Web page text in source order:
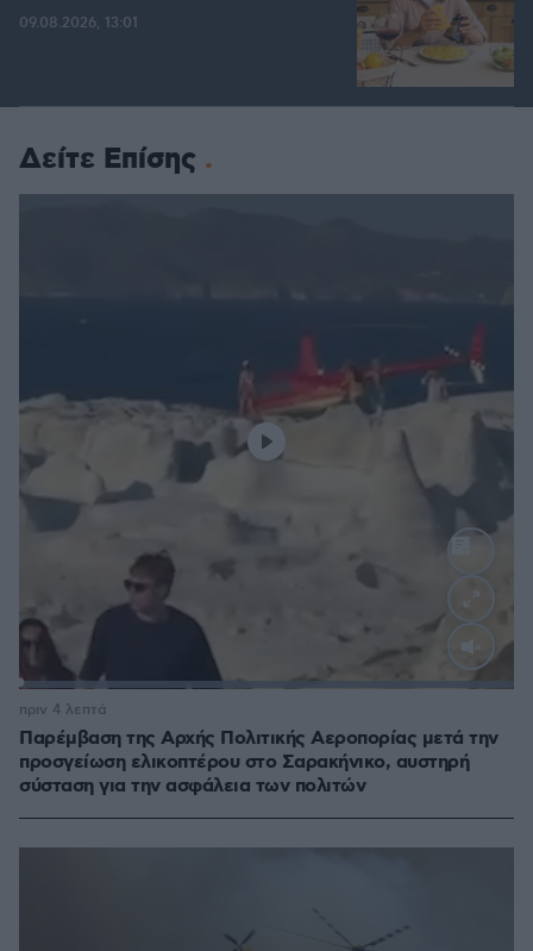
09.08.2026, 13:01
Δείτε Επίσης
:
Παρέμβαση της Αρχής Πολιτικής Αεροπορίας μετά την
προσγείωση ελικοπτέρου στο Σαρακήνικο, αυστηρή
σύσταση για την ασφάλεια των πολιτών
πριν 4 λεπτά